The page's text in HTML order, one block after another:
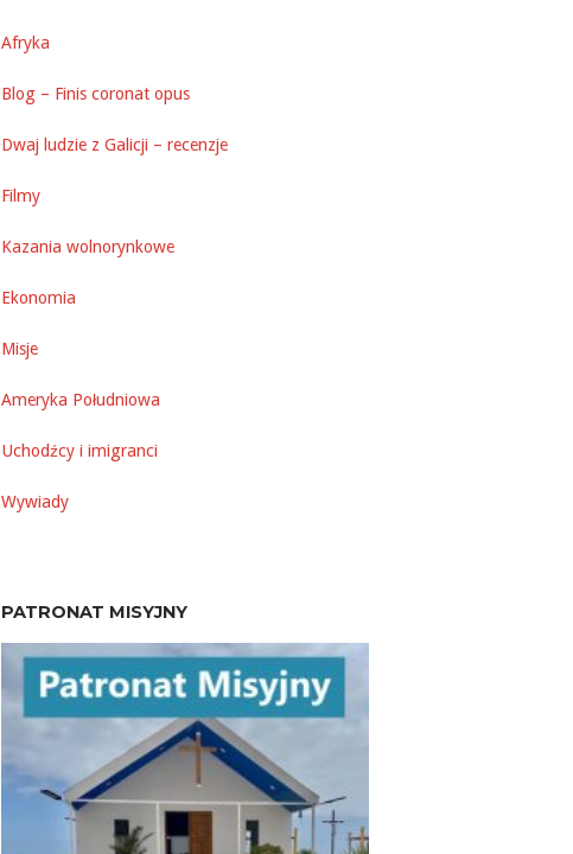
Afryka
Blog – Finis coronat opus
Dwaj ludzie z Galicji – recenzje
Filmy
Kazania wolnorynkowe
Ekonomia
Misje
Ameryka Południowa
Uchodźcy i imigranci
Wywiady
PATRONAT MISYJNY